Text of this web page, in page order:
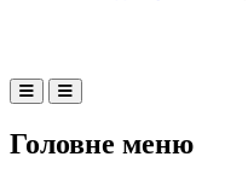
Головне меню